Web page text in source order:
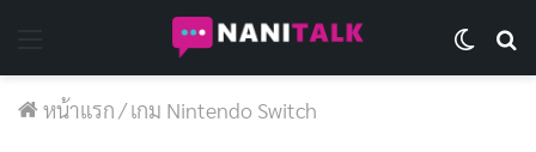
หน้าแรก/เกม Nintendo Switch